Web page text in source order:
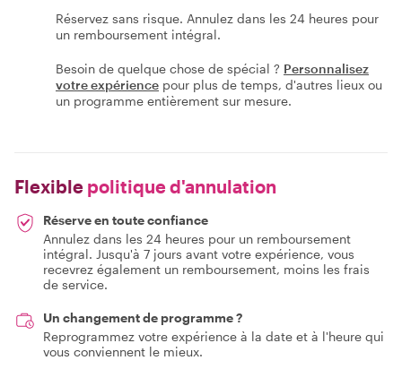
Réservez sans risque. Annulez dans les 24 heures pour
un remboursement intégral.
Besoin de quelque chose de spécial ? Personnalisez
votre expérience pour plus de temps, d'autres lieux ou
un programme entièrement sur mesure.
Flexible politique d'annulation
Réserve en toute confiance
Annulez dans les 24 heures pour un remboursement
intégral. Jusqu'à 7 jours avant votre expérience, vous
recevrez également un remboursement, moins les frais
de service.
Un changement de programme ?
Reprogrammez votre expérience à la date et à l'heure qui
vous conviennent le mieux.